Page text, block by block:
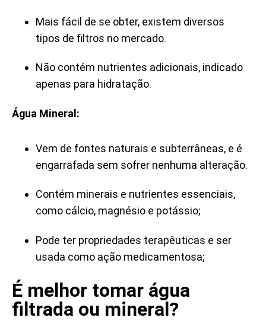
Mais fácil de se obter, existem diversos
tipos de filtros no mercado.
Não contém nutrientes adicionais, indicado
apenas para hidratação.
Água Mineral:
Vem de fontes naturais e subterrâneas, e é
engarrafada sem sofrer nenhuma alteração.
Contém minerais e nutrientes essenciais,
como cálcio, magnésio e potássio;
Pode ter propriedades terapêuticas e ser
usada como ação medicamentosa;
É melhor tomar água
filtrada ou mineral?